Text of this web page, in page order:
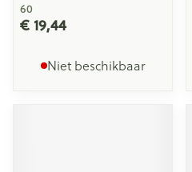
60
€ 19,44
Niet beschikbaar